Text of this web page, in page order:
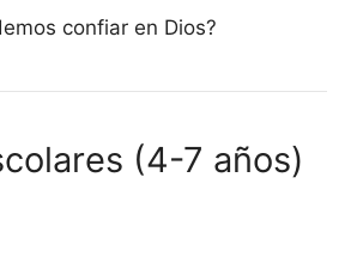
confiar en Dios?
(4-7 años)